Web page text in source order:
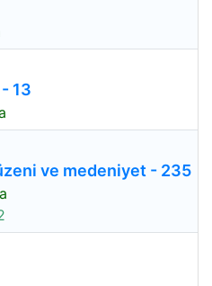
13
ve medeniyet - 235